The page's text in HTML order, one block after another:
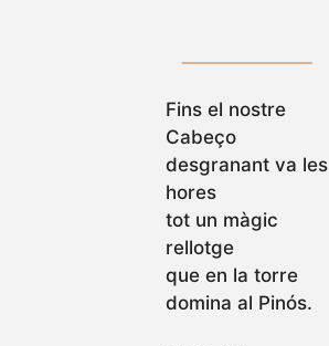
Fins el nostre
Cabeço
desgranant va les
hores
tot un màgic
rellotge
que en la torre
domina al Pinós.